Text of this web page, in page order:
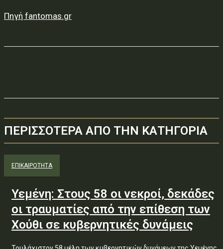
Πηγή fantomas.gr
ΠΕΡΙΣΣΟΤΕΡΑ ΑΠΟ ΤΗΝ ΚΑΤΗΓΟΡΙΑ
ΕΠΙΚΑΙΡΟΤΗΤΑ
Υεμένη: Στους 58 οι νεκροί, δεκάδες
οι τραυματίες από την επίθεση των
Χούθι σε κυβερνητικές δυνάμεις